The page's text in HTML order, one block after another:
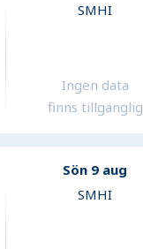
SMHI
Ingen data
finns tillgänglig
Sön 9 aug
SMHI